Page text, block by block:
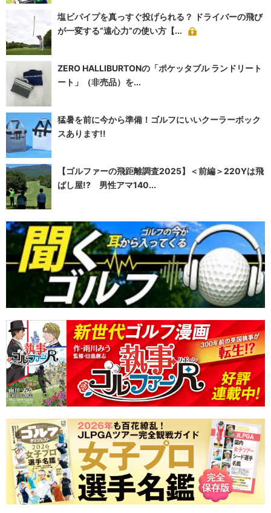
塩ビパイプを真っすぐ投げられる？ ドライバーの飛び
が一変する“遠心力”の使い方【...
ZERO HALLIBURTONの「ポケッタブル ランドリート
ート」（非売品）を...
猛暑を前に今から準備！ゴルフにいいクーラーボック
スあります!!
【ゴルファーの飛距離調査2025】＜前編＞220Yは飛
ばし屋!? 男性アマ140...